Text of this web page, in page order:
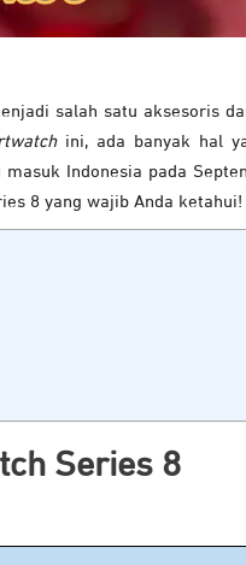
salah satu aksesoris
ini, ada banyak hal
masuk Indonesia pada
8 yang wajib Anda ketahui!
Series 8